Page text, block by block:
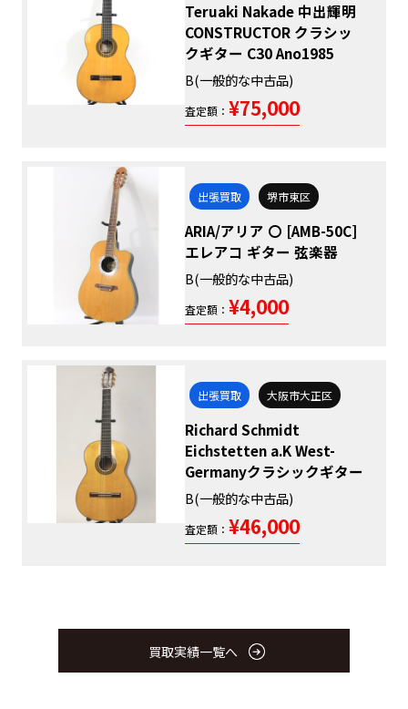
Teruaki Nakade 中出輝明
CONSTRUCTOR クラシッ
クギター C30 Ano1985
B(一般的な中古品)
査定額： ¥75,000
出張買取 堺市東区
ARIA/アリア 〇 [AMB-50C]
エレアコ ギター 弦楽器
B(一般的な中古品)
査定額： ¥4,000
出張買取 大阪市大正区
Richard Schmidt
Eichstetten a.K West-
Germanyクラシックギター
B(一般的な中古品)
査定額： ¥46,000
買取実績一覧へ